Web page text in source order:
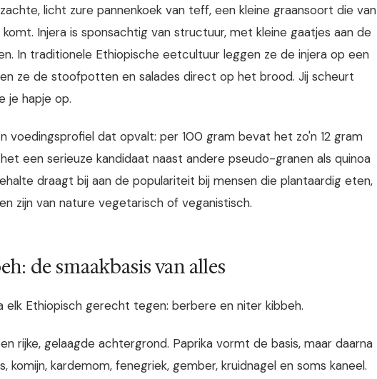
licht zure pannenkoek van teff, een kleine graansoort die van
Injera is sponsachtig van structuur, met kleine gaatjes aan de
In traditionele Ethiopische eetcultuur leggen ze de injera op een
ze de stoofpotten en salades direct op het brood. Jij scheurt
je hapje op.
voedingsprofiel dat opvalt: per 100 gram bevat het zo'n 12 gram
een serieuze kandidaat naast andere pseudo-granen als quinoa
draagt bij aan de populariteit bij mensen die plantaardig eten,
zijn van nature vegetarisch of veganistisch.
de smaakbasis van alles
elk Ethiopisch gerecht tegen: berbere en niter kibbeh.
rijke, gelaagde achtergrond. Paprika vormt de basis, maar daarna
kardemom, fenegriek, gember, kruidnagel en soms kaneel.